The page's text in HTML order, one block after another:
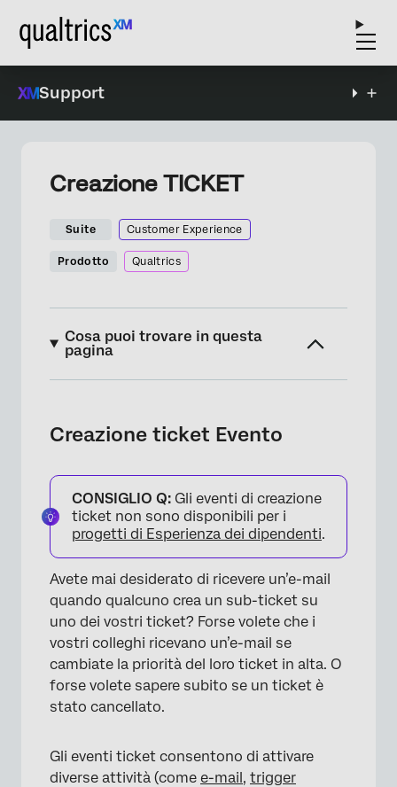
Support
Creazione TICKET
Suite Customer Experience
Prodotto Qualtrics
Cosa puoi trovare in questa
pagina
Tipi di eventi Ticket
Impostazione delle condizioni per la
creazione di un ticket
FAQs
Creazione ticket Evento
CONSIGLIO Q: Gli eventi di creazione
ticket non sono disponibili per i
progetti di Esperienza dei dipendenti.
Avete mai desiderato di ricevere un’e-mail
quando qualcuno crea un sub-ticket su
uno dei vostri ticket? Forse volete che i
vostri colleghi ricevano un’e-mail se
cambiate la priorità del loro ticket in alta. O
forse volete sapere subito se un ticket è
stato cancellato.
Gli eventi ticket consentono di attivare
diverse attività (come e-mail, trigger